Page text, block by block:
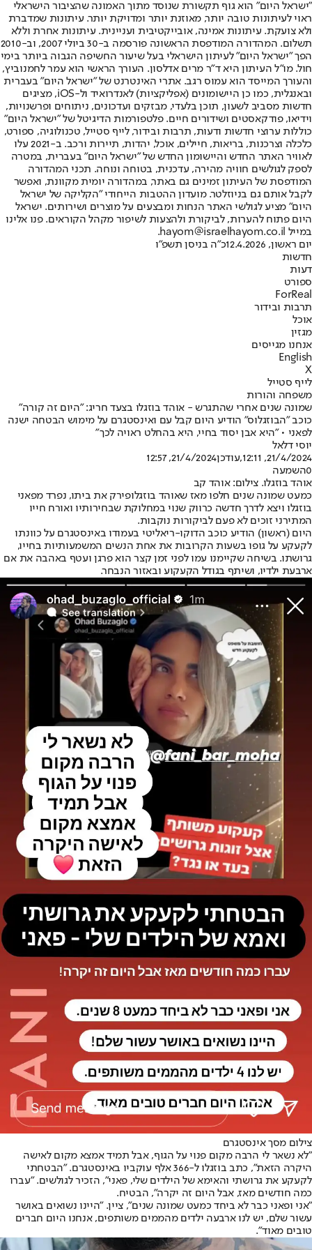
"ישראל היום" הוא גוף תקשורת שנוסד מתוך האמונה שהציבור הישראלי
ראוי לעיתונות טובה יותר, מאוזנת יותר ומדויקת יותר. עיתונות שמדברת
ולא צועקת. עיתונות אמינה, אובייקטיבית ועניינית. עיתונות אחרת וללא
תשלום. המהדורה המודפסת הראשונה פורסמה ב-30 ביולי 2007, וב-2010
הפך "ישראל היום" לעיתון הישראלי בעל שיעור החשיפה הגבוה ביותר בימי
חול. מו"ל העיתון היא ד"ר מרים אדלסון. העורך הראשי הוא עמר לחמנוביץ,
והעורך המייסד הוא עמוס רגב. אתרי האינטרנט של "ישראל היום" בעברית
ובאנגלית, כמו כן היישומונים (אפליקציות) לאנדרואיד ול-iOS, מציגים
חדשות מסביב לשעון, תוכן בלעדי, מבזקים ועדכונים, ניתוחים ופרשנויות,
וידיאו, פודקאסטים ושידורים חיים. פלטפורמות הדיגיטל של "ישראל היום"
כוללות ערוצי חדשות ודעות, תרבות ובידור, לייף סטייל, טכנולוגיה, ספורט,
כלכלה וצרכנות, בריאות, חיילים, אוכל, יהדות, תיירות ורכב. ב-2021 עלו
לאוויר האתר החדש והיישומון החדש של "ישראל היום" בעברית, במטרה
לספק לגולשים חוויה מהירה, עדכנית, בטוחה ונוחה. תכני המהדורה
המודפסת של העיתון זמינים גם באתר, במהדורה יומית מקוונת, ואפשר
לקבל אותם גם בניוזלטר. מועדון ההטבות הייחודי "הקליקה של ישראל
היום" מציע לגולשי האתר הנחות ומבצעים על מוצרים ושירותים. ישראל
היום פתוח להערות, לביקורת ולהצעות לשיפור מקהל הקוראים. פנו אלינו
במייל hayom@israelhayom.co.il.
יום ראשון, 12.4.2026
כ"ה בניסן תשפ"ו
חדשות
דעות
ספורט
ForReal
תרבות ובידור
אוכל
מגזין
אנחנו מגייסים
English
X
לייף סטייל
משפחה והורות
שמונה שנים אחרי שהתגרש - אוהד בוזגלו בצעד חריג: "היום זה קורה"
כוכב "הבוזגלוס" הודיע היום קבל עם ואינסטגרם על מימוש הבטחה ישנה
לפאני • "היא אבן יסוד בחיי, היא בהחלט ראויה לכך"
יוסי דלאל
21/4/2024, 12:11
,עודכן21/4/2024, 12:57
0השמעה
אוהד בוזגלו. צילום: אוהד קב
כמעט שמונה שנים חלפו מאז שאוהד בוזגלופירק את ביתו, נפרד מפאני
בוזגלו ויצא לדרך חדשה כרווק שנוי במחלוקת שבחירותיו ואורח חייו
המתירני זוכים לא פעם לביקורות נוקבות.
היום (ראשון) הודיע כוכב הדוקו-ריאליטי בעמודו באינסטגרם על כוונתו
לקעקע על גופו בשעות הקרובות את אחת הנשים המשמעותיות בחייו,
גרושתו. בשיחה שקיימנו עמו לפני זמן קצר הוא פרגן ועטף באהבה את אם
ארבעת ילדיו, ושיתף בגודל הקעקוע ובאזור הנבחר.
צילום מסך אינסטגרם
"לא נשאר לי הרבה מקום פנוי על הגוף, אבל תמיד אמצא מקום לאישה
היקרה הזאת", כתב בוזגלו ל-366 אלף עוקביו באינסטגרם. "הבטחתי
לקעקע את גרושתי והאימא של הילדים שלי, פאני", הזכיר לגולשים. "עברו
כמה חודשים מאז, אבל היום זה יקרה", הבטיח.
"אני ופאני כבר לא ביחד כמעט שמונה שנים", ציין. "היינו נשואים באושר
עשור שלם, יש לנו ארבעה ילדים מהממים משותפים, אנחנו היום חברים
טובים מאוד".